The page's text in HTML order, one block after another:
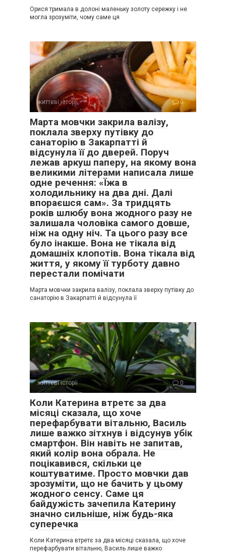
Орися тримала в долоні маленьку золоту сережку і не
могла зрозуміти, чому саме ця
життєві історії 0
Марта мовчки закрила валізу,
поклала зверху путівку до
санаторію в Закарпатті й
відсунула її до дверей. Поруч
лежав аркуш паперу, на якому вона
великими літерами написала лише
одне речення: «Їжа в
холодильнику на два дні. Далі
впораєшся сам». За тридцять
років шлюбу вона жодного разу не
залишала чоловіка самого довше,
ніж на одну ніч. Та цього разу все
було інакше. Вона не тікала від
домашніх клопотів. Вона тікала від
життя, у якому її турботу давно
перестали помічати
Марта мовчки закрила валізу, поклала зверху путівку до
санаторію в Закарпатті й відсунула її
життєві історії 0
Коли Катерина втретє за два
місяці сказала, що хоче
перефарбувати вітальню, Василь
лише важко зітхнув і відсунув убік
смартфон. Він навіть не запитав,
який колір вона обрала. Не
поцікавився, скільки це
коштуватиме. Просто мовчки дав
зрозуміти, що не бачить у цьому
жодного сенсу. Саме ця
байдужість зачепила Катерину
значно сильніше, ніж будь-яка
суперечка
Коли Катерина втретє за два місяці сказала, що хоче
перефарбувати вітальню, Василь лише важко